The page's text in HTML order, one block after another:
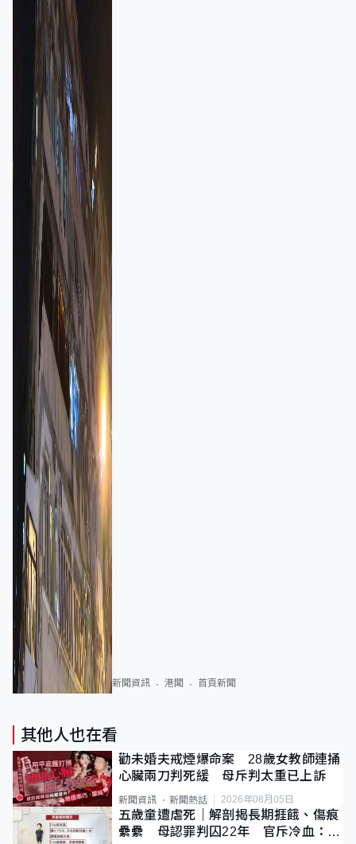
新聞資訊 港聞 首頁新聞
其他人也在看
勸未婚夫戒煙爆命案 28歲女教師連捅
心臟兩刀判死緩 母斥判太重已上訴
新聞資訊 新聞熱話 2026年08月05日
五歲童遭虐死｜解剖揭長期捱餓、傷痕
纍纍 母認罪判囚22年 官斥冷血：同